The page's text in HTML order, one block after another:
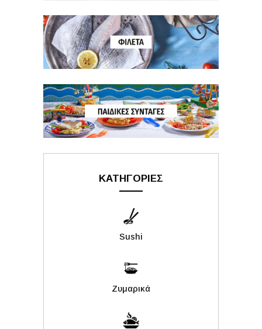
ΚΑΤΗΓΟΡΙΕΣ
Sushi
Ζυμαρικά